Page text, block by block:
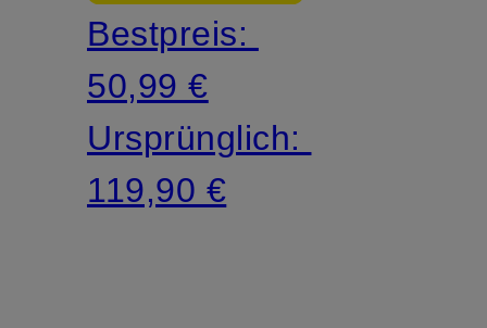
Bestpreis:
50,99 €
Ursprünglich:
119,90 €